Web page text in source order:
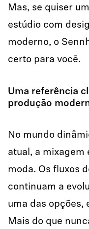
Mas, se quiser
estúdio com
moderno, o
certo para você.
Uma referência
produção
No mundo
atual, a mixagem
moda. Os fluxos
continuam a
uma das opções,
Mais do que